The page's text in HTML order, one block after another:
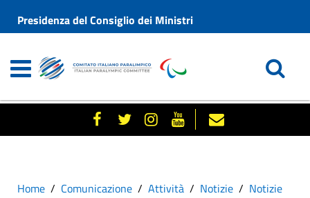
Presidenza del Consiglio dei Ministri
Home Comunicazione Attività Notizie
Notizie